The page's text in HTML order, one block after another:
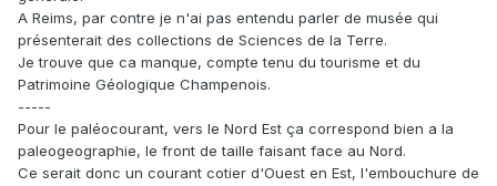
A Reims, par contre je n'ai pas entendu parler de musée qui
présenterait des collections de Sciences de la Terre.
Je trouve que ca manque, compte tenu du tourisme et du
Patrimoine Géologique Champenois.
-----
Pour le paléocourant, vers le Nord Est ça correspond bien a la
paleogeographie, le front de taille faisant face au Nord.
Ce serait donc un courant cotier d'Ouest en Est, l'embouchure de